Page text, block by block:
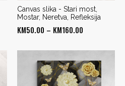
Canvas slika - Stari most,
Mostar, Neretva, Refleksija
KM50.00 – KM160.00
through
KM160.00